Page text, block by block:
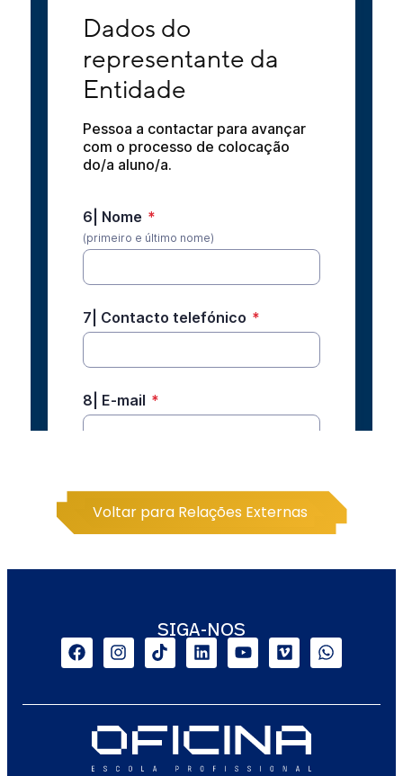
Voltar para Relações Externas
SIGA-NOS